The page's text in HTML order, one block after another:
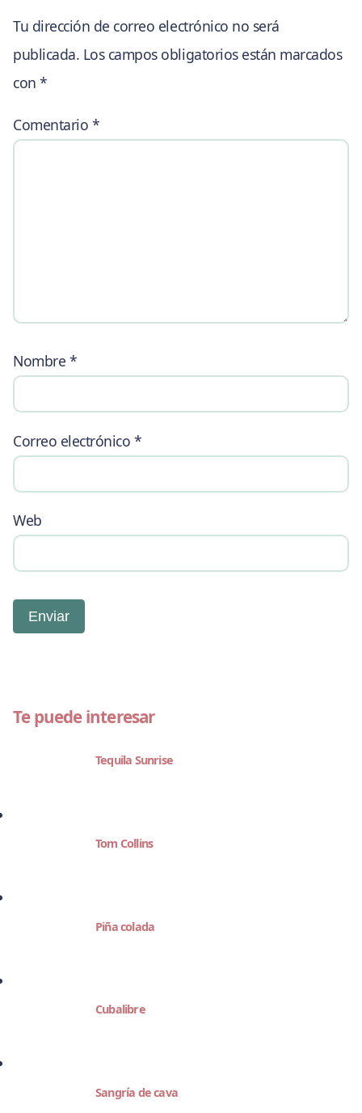
Tu dirección de correo electrónico no será
publicada. Los campos obligatorios están marcados
con*
Comentario *
Nombre *
Correo electrónico *
Web
Te puede interesar
Tequila Sunrise
Tom Collins
Piña colada
Cubalibre
Sangría de cava